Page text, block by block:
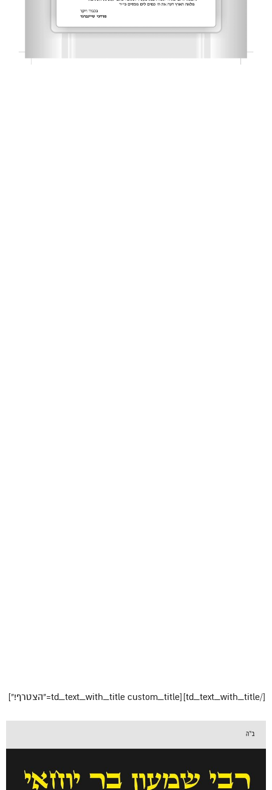
[/td_text_with_title][td_text_with_title custom_title=”הצטרף!”]